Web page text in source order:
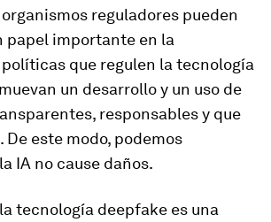
reguladores pueden
papel importante en la
que regulen la tecnología
un desarrollo y un uso de
responsables y que
este modo, podemos
IA no cause daños.
tecnología deepfake es una